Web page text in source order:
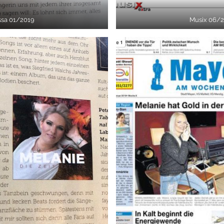
01/2019 Musix 06/